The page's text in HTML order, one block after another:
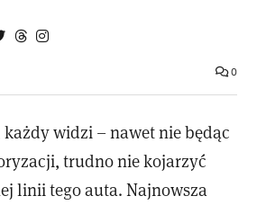
0
widzi – nawet nie będąc
trudno nie kojarzyć
linii tego auta. Najnowsza